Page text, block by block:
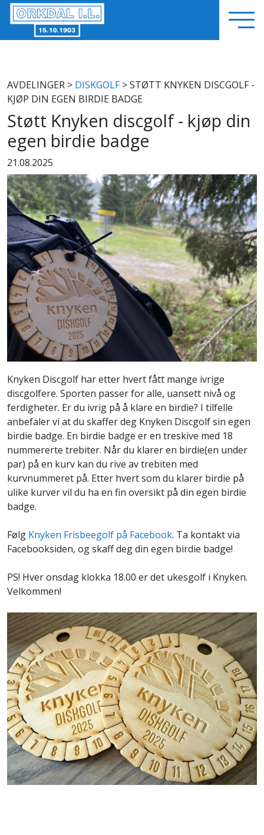
AVDELINGER > DISKGOLF> STØTT KNYKEN DISCGOLF -
KJØP DIN EGEN BIRDIE BADGE
Støtt Knyken discgolf - kjøp din
egen birdie badge
21.08.2025
Knyken Discgolf har etter hvert fått mange ivrige
discgolfere. Sporten passer for alle, uansett nivå og
ferdigheter. Er du ivrig på å klare en birdie? I tilfelle
anbefaler vi at du skaffer deg Knyken Discgolf sin egen
birdie badge. En birdie badge er en treskive med 18
nummererte trebiter. Når du klarer en birdie(en under
par) på en kurv kan du rive av trebiten med
kurvnummeret på. Etter hvert som du klarer birdie på
ulike kurver vil du ha en fin oversikt på din egen birdie
badge.
Følg Knyken Frisbeegolf på Facebook. Ta kontakt via
Facebooksiden, og skaff deg din egen birdie badge!
PS! Hver onsdag klokka 18.00 er det ukesgolf i Knyken.
Velkommen!